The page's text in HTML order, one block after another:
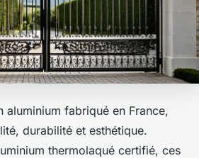
aluminium fabriqué en France,
durabilité et esthétique.
thermolaqué certifié, ces